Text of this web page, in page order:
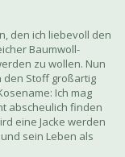
den ich liebevoll den
Baumwoll-
zu wollen. Nun
den Stoff großartig
Ich mag
abscheulich finden
eine Jacke werden
sein Leben als